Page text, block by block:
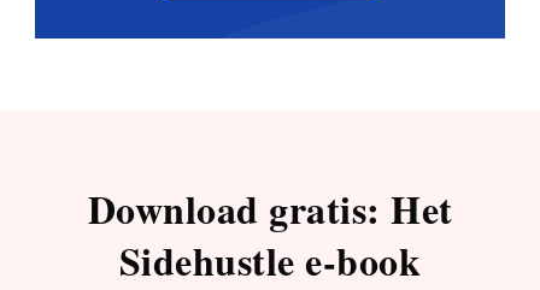
Download gratis: Het
Sidehustle e-book